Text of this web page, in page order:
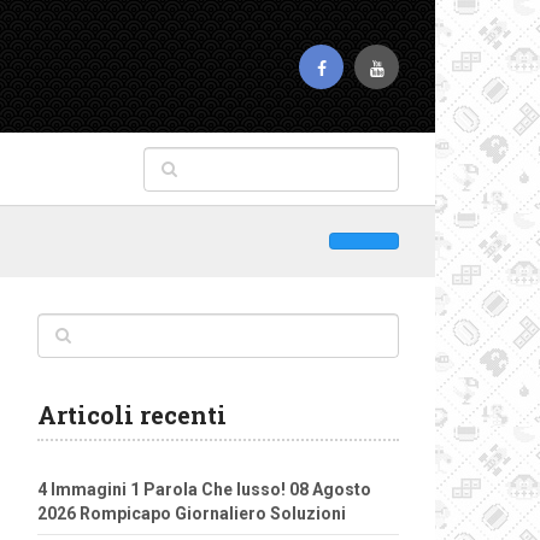
Articoli recenti
4 Immagini 1 Parola Che lusso! 08 Agosto
2026 Rompicapo Giornaliero Soluzioni